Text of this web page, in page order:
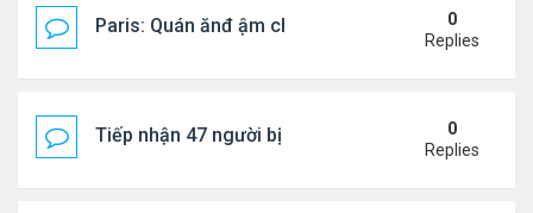
Paris: Quán ănđ ậm chất Việt đông kín khách chờ
0
Replies
Tiếp nhận 47 người bị Mỹ trục xuất, Công an
0
Replies